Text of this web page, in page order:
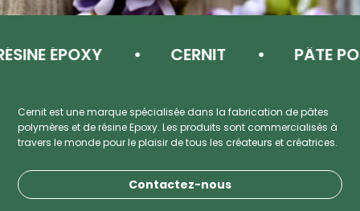
ÉPOXY CERNIT PÂTE
Cernit est une marque spécialisée dans la fabrication de pâtes
polymères et de résine Epoxy. Les produits sont commercialisés à
travers le monde pour le plaisir de tous les créateurs et créatrices.
Contactez-nous